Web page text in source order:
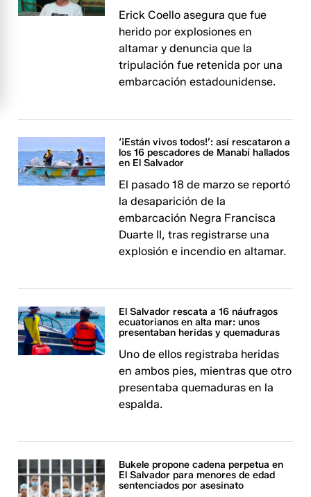
Erick Coello asegura que fue
herido por explosiones en
altamar y denuncia que la
tripulación fue retenida por una
embarcación estadounidense.
‘¡Están vivos todos!’: así rescataron a
los 16 pescadores de Manabí hallados
en El Salvador
El pasado 18 de marzo se reportó
la desaparición de la
embarcación Negra Francisca
Duarte II, tras registrarse una
explosión e incendio en altamar.
El Salvador rescata a 16 náufragos
ecuatorianos en alta mar: unos
presentaban heridas y quemaduras
Uno de ellos registraba heridas
en ambos pies, mientras que otro
presentaba quemaduras en la
espalda.
Bukele propone cadena perpetua en
El Salvador para menores de edad
sentenciados por asesinato